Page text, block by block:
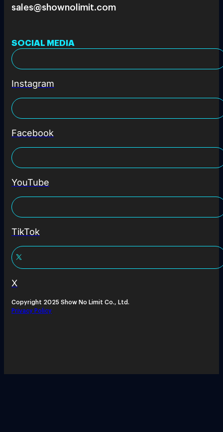
sales@shownolimit.com
SOCIAL MEDIA
Instagram
Facebook
YouTube
TikTok
X
Copyright 2025 Show No Limit Co., Ltd.
Privacy Policy